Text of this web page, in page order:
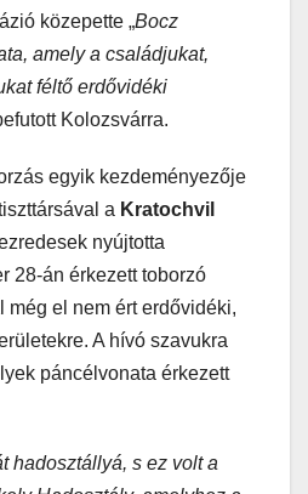
közepette „Bocz
amely a családjukat,
féltő erdővidéki
Kolozsvárra.
egyik kezdeményezője
a Kratochvil
nyújtotta
28-án érkezett toborzó
még el nem ért erdővidéki,
A hívó szavukra
páncélvonata érkezett
hadosztállyá, s ez volt a